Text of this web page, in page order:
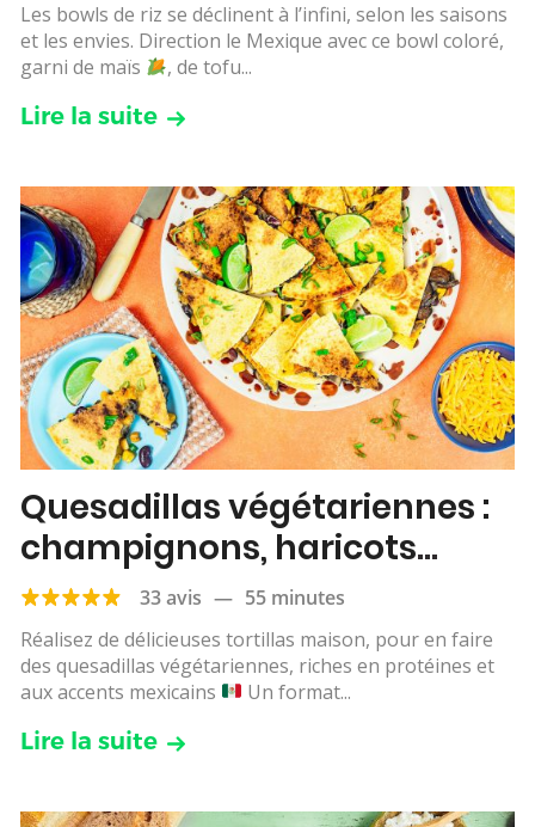
Les bowls de riz se déclinent à l’infini, selon les saisons
et les envies. Direction le Mexique avec ce bowl coloré,
garni de maïs
, de tofu...
Lire la suite
Quesadillas végétariennes :
champignons, haricots
rouges, maïs & cheddar
33 avis — 55 minutes
Réalisez de délicieuses tortillas maison, pour en faire
des quesadillas végétariennes, riches en protéines et
aux accents mexicains
Un format...
Lire la suite